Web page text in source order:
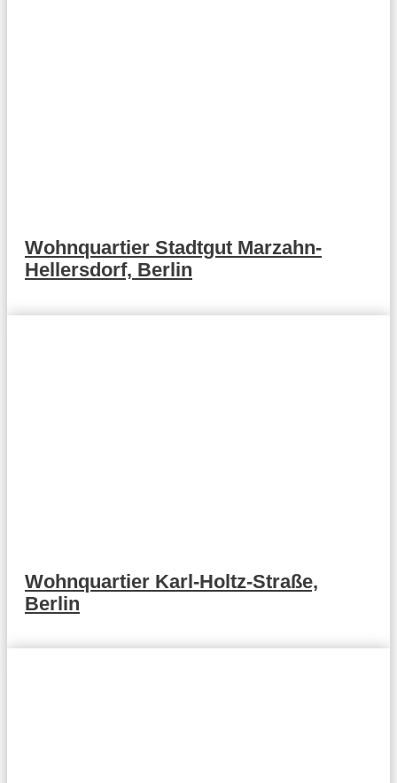
Wohnquartier Stadtgut Marzahn-
Hellersdorf, Berlin
Wohnquartier Karl-Holtz-Straße,
Berlin